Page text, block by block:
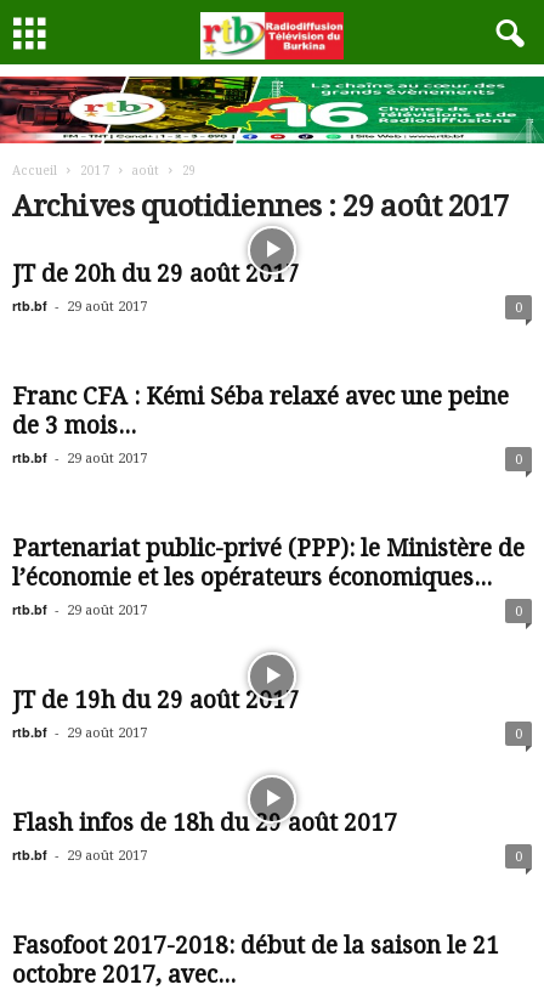
Accueil 2017 août 29
Archives quotidiennes : 29 août 2017
JT de 20h du 29 août 2017
rtb.bf - 29 août 2017 0
Franc CFA : Kémi Séba relaxé avec une peine
de 3 mois...
rtb.bf - 29 août 2017 0
Partenariat public-privé (PPP): le Ministère de
l’économie et les opérateurs économiques...
rtb.bf - 29 août 2017 0
JT de 19h du 29 août 2017
rtb.bf - 29 août 2017 0
Flash infos de 18h du 29 août 2017
rtb.bf - 29 août 2017 0
Fasofoot 2017-2018: début de la saison le 21
octobre 2017, avec...